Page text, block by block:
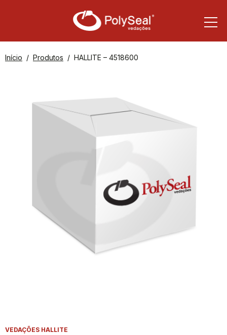
Início Produtos HALLITE – 4518600
VEDAÇÕES HALLITE